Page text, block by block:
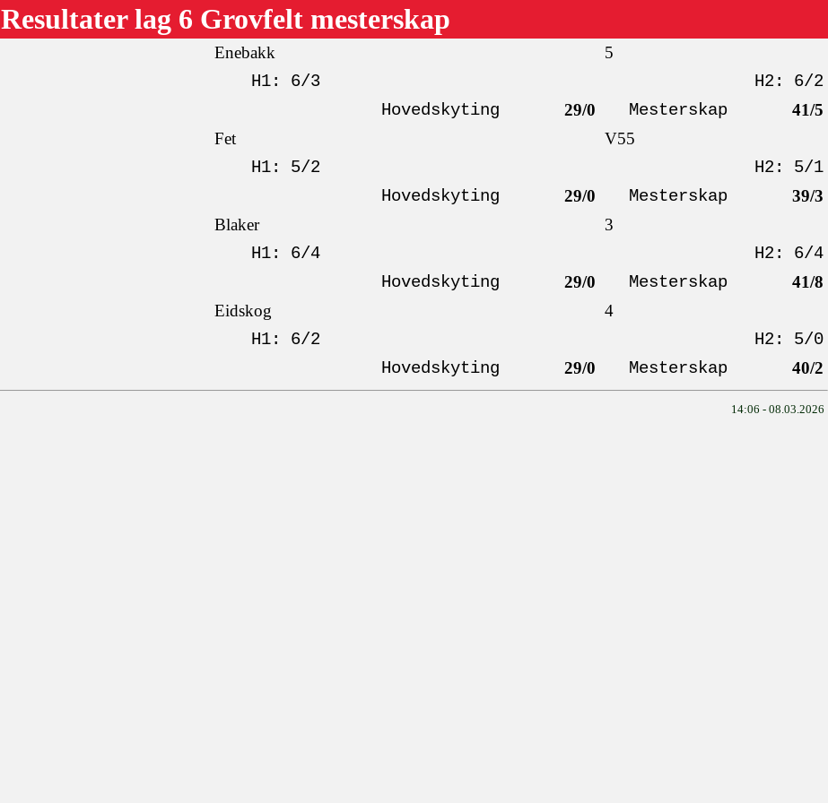
Resultater lag 6 Grovfelt mesterskap
Enebakk 5
H1: 6/3
H2: 6/2
Hovedskyting
29/0 Mesterskap
41/5
Fet V55
H1: 5/2
H2: 5/1
Hovedskyting
29/0 Mesterskap
39/3
Blaker 3
H1: 6/4
H2: 6/4
Hovedskyting
29/0 Mesterskap
41/8
Eidskog 4
H1: 6/2
H2: 5/0
Hovedskyting
29/0 Mesterskap 40/2
14:06 - 08.03.2026